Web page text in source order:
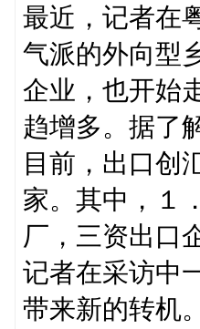
最近，记者在
气派的外向型
企业，也开始
趋增多。据了
目前，出口创
家。其中，１
厂，三资出口
记者在采访中
带来新的转机